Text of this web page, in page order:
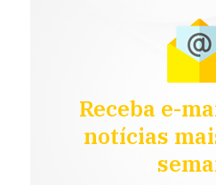
Receba e-
notícias